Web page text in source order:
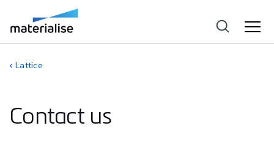
Lattice
Contact us